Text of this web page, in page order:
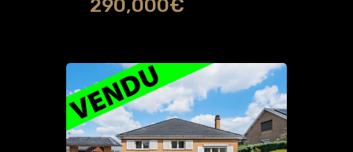
290,000€